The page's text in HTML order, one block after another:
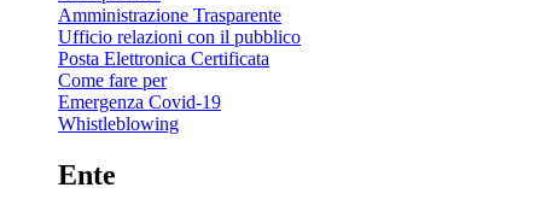
Amministrazione Trasparente
Ufficio relazioni con il pubblico
Posta Elettronica Certificata
Come fare per
Emergenza Covid-19
Whistleblowing
Ente